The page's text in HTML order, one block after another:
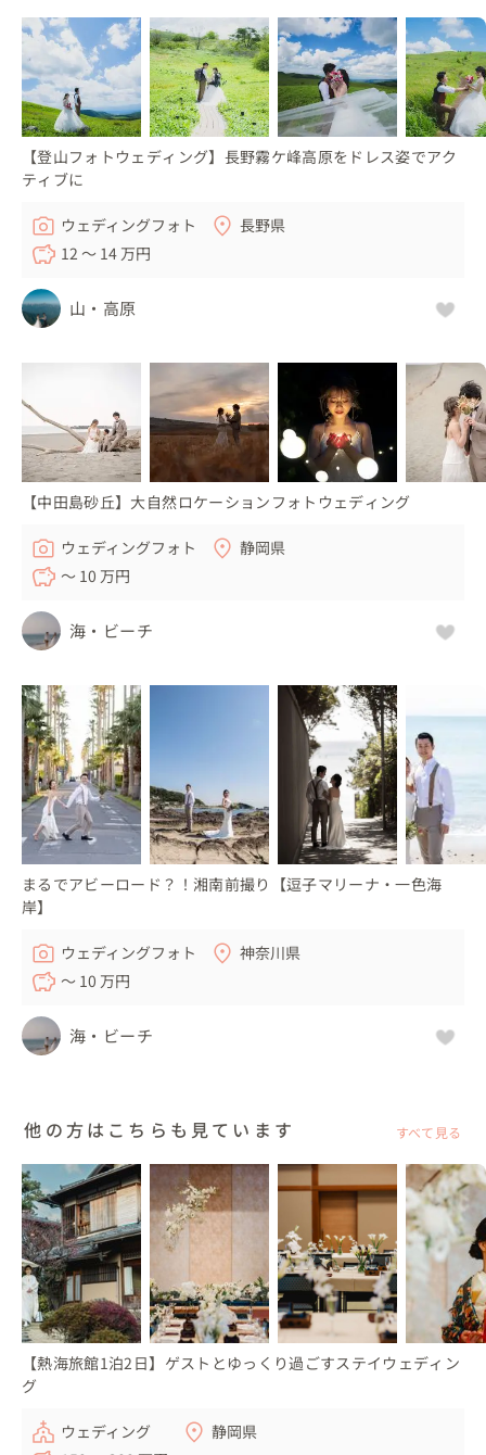
【登山フォトウェディング】長野霧ケ峰高原をドレス姿でアク
ティブに
ウェディングフォト
長野県
12 〜 14 万円
山・高原
【中田島砂丘】大自然ロケーションフォトウェディング
ウェディングフォト
静岡県
〜 10 万円
海・ビーチ
まるでアビーロード？！湘南前撮り【逗子マリーナ・一色海
岸】
ウェディングフォト
神奈川県
〜 10 万円
海・ビーチ
他の方はこちらも見ています すべて見る
【熱海旅館1泊2日】ゲストとゆっくり過ごすステイウェディン
グ
ウェディング
静岡県